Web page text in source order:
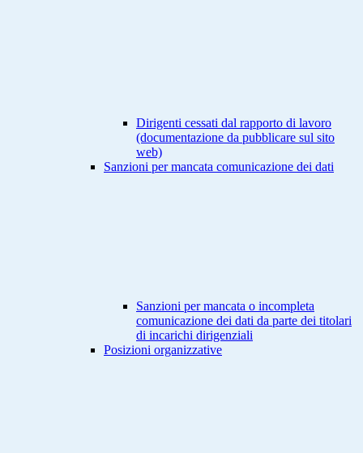
Dirigenti cessati dal rapporto di lavoro
(documentazione da pubblicare sul sito
web)
Sanzioni per mancata comunicazione dei dati
Sanzioni per mancata o incompleta
comunicazione dei dati da parte dei titolari
di incarichi dirigenziali
Posizioni organizzative